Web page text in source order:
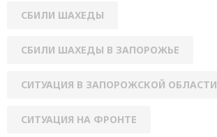
СБИЛИ ШАХЕДЫ
СБИЛИ ШАХЕДЫ В ЗАПОРОЖЬЕ
СИТУАЦИЯ В ЗАПОРОЖСКОЙ ОБЛАСТИ
СИТУАЦИЯ НА ФРОНТЕ